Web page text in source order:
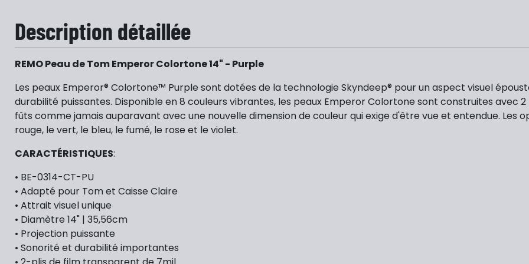
Description détaillée
REMO Peau de Tom Emperor Colortone 14" - Purple
Les peaux Emperor® Colortone™ Purple sont dotées de la technologie Skyndeep® pour un aspect visuel
durabilité puissantes. Disponible en 8 couleurs vibrantes, les peaux Emperor Colortone sont construites avec
fûts comme jamais auparavant avec une nouvelle dimension de couleur qui exige d'être vue et entendue. Les
rouge, le vert, le bleu, le fumé, le rose et le violet.
CARACTÉRISTIQUES:
• BE-0314-CT-PU
• Adapté pour Tom et Caisse Claire
• Attrait visuel unique
• Diamètre 14" | 35,56cm
• Projection puissante
• Sonorité et durabilité importantes